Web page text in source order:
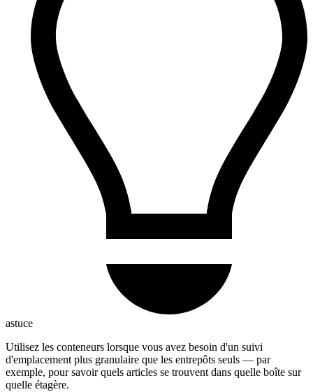
astuce
Utilisez les conteneurs lorsque vous avez besoin d'un suivi
d'emplacement plus granulaire que les entrepôts seuls — par
exemple, pour savoir quels articles se trouvent dans quelle boîte sur
quelle étagère.